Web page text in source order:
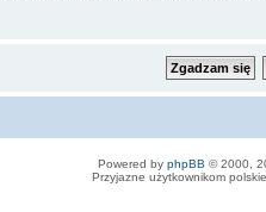
Powered by phpBB © 2000,
Przyjazne użytkownikom